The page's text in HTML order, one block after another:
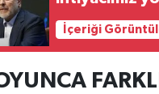
İçeriği